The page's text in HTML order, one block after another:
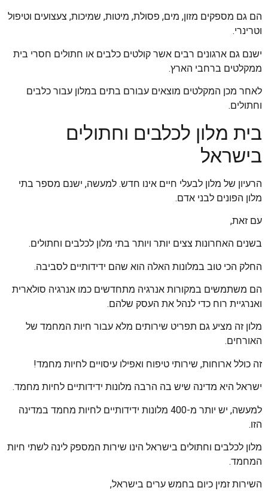
הם גם מספקים מזון, מים, פסולת, מיטות, שמיכות, צעצועים וטיפול
וטרינרי.
ישנם גם ארגונים רבים אשר קולטים כלבים או חתולים חסרי בית
ממקלטים ברחבי הארץ.
לאחר מכן המקלטים מוצאים עבורם בתים במלון עבור כלבים
וחתולים.
בית מלון לכלבים וחתולים
בישראל
הרעיון של מלון לבעלי חיים אינו חדש. למעשה, ישנם מספר בתי
מלון הפונים לבני אדם.
עם זאת,
בשנים האחרונות צצים יותר ויותר בתי מלון לכלבים וחתולים.
החלק הכי טוב במלונות האלה הוא שהם ידידותיים לסביבה.
הם משתמשים במקורות אנרגיה מתחדשים כמו אנרגיה סולארית
ואנרגיית רוח כדי לנהל את העסק שלהם.
מלון זה מציע גם תפריט שירותים מלא עבור חיות המחמד של
האורחים.
זה כולל ארוחות, שירותי טיפוח ואפילו עיסויים לחיות מחמד!
ישראל היא מדינה שיש בה הרבה מלונות ידידותיים לחיות מחמד.
למעשה, יש יותר מ-400 מלונות ידידותיים לחיות מחמד במדינה
הזו.
מלון לכלבים וחתולים בישראל הינו שירות המספק לינה לשתי חיות
המחמד.
השירות זמין כיום בחמש ערים בישראל,